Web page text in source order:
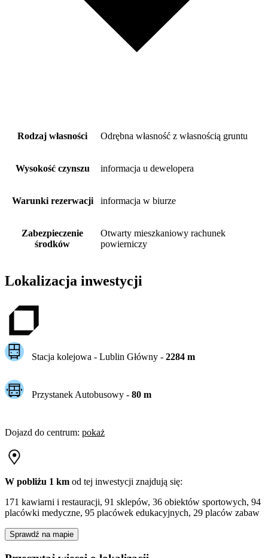
Rodzaj własności Odrębna własność z własnością gruntu
Wysokość czynszu informacja u dewelopera
Warunki rezerwacji informacja w biurze
Zabezpieczenie
środków
Otwarty mieszkaniowy rachunek
powierniczy
Lokalizacja inwestycji
Stacja kolejowa - Lublin Główny- 2284m
Przystanek Autobusowy - 80m
Dojazd do centrum: pokaż
W pobliżu 1 km od tej inwestycji znajdują się:
171 kawiarni i restauracji, 91 sklepów, 36 obiektów sportowych, 94
placówki medyczne, 95 placówek edukacyjnych, 29 placów zabaw
Sprawdź na mapie